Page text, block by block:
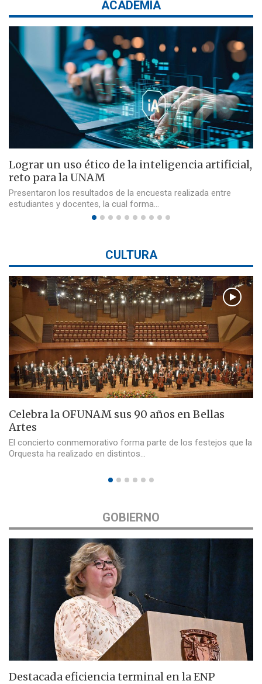
ACADEMIA
Lograr un uso ético de la inteligencia artificial,
reto para la UNAM
Presentaron los resultados de la encuesta realizada entre
estudiantes y docentes, la cual forma…
CULTURA
Celebra la OFUNAM sus 90 años en Bellas
Artes
El concierto conmemorativo forma parte de los festejos que la
Orquesta ha realizado en distintos…
GOBIERNO
Destacada eficiencia terminal en la ENP